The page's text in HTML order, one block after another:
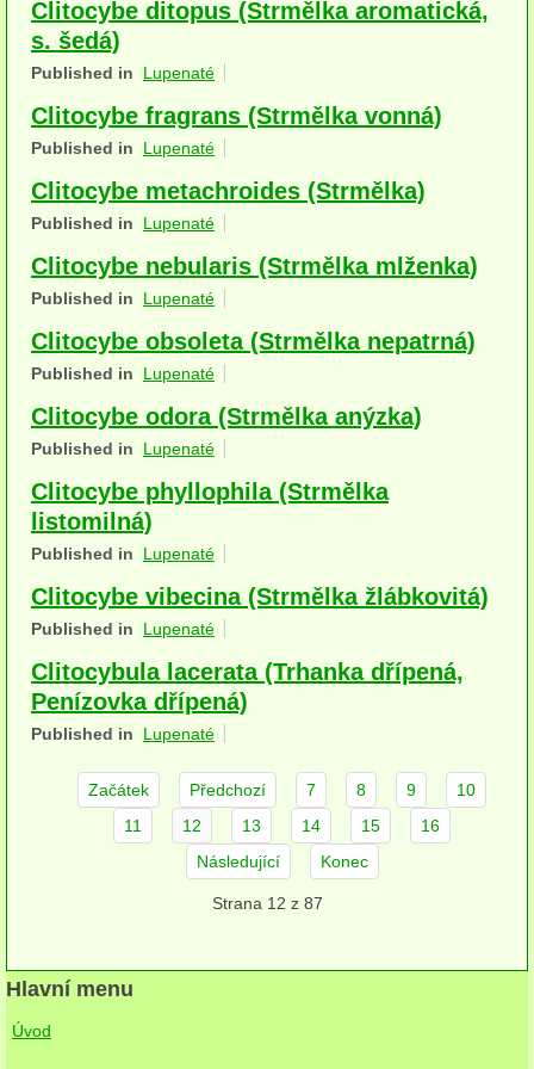
Houby (Fotogalerie)
podle typu plodnic
Apothecia
mykorhizni
terestrické saprotrofní
šišky, plody, květy
koprofilní
muscikolni
herbikolní-dvouděložné
herbikolní-jednoděložné
herbikolní-kapraďorosty
Perithecia stromatická
hnědá hniloba
Clitocybe ditopus (Strmělka aromatická,
s. šedá)
Published in Lupenaté
Clitocybe fragrans (Strmělka vonná)
Published in Lupenaté
Clitocybe metachroides (Strmělka)
Published in Lupenaté
Clitocybe nebularis (Strmělka mlženka)
Published in Lupenaté
Clitocybe obsoleta (Strmělka nepatrná)
Published in Lupenaté
Clitocybe odora (Strmělka anýzka)
Published in Lupenaté
Clitocybe phyllophila (Strmělka
listomilná)
Published in Lupenaté
Clitocybe vibecina (Strmělka žlábkovitá)
Published in Lupenaté
Clitocybula lacerata (Trhanka dřípená,
Penízovka dřípená)
Published in Lupenaté
Začátek Předchozí 7 8 9
10
11
12 13 14 15
16
Následující
Konec
Strana 12 z 87
Hlavní menu
Úvod